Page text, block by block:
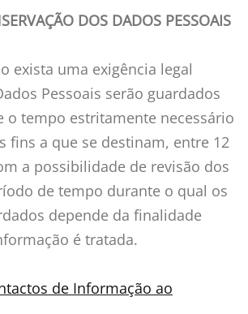
DOS DADOS PESSOAIS
exista uma exigência legal
Pessoais serão guardados
o tempo estritamente necessário
fins a que se destinam, entre 12
a possibilidade de revisão dos
de tempo durante o qual os
depende da finalidade
é tratada.
de Informação ao